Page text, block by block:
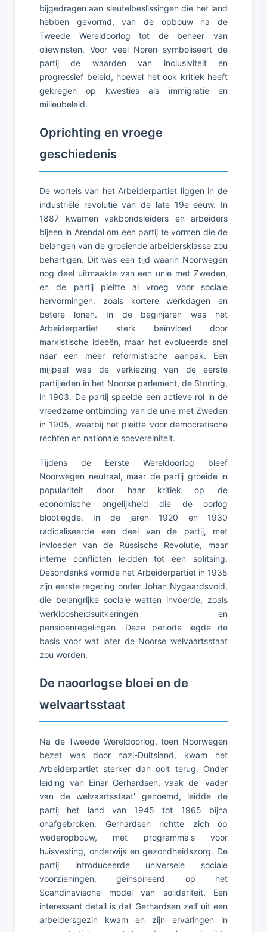
bijgedragen aan sleutelbeslissingen die het land
hebben gevormd, van de opbouw na de
Tweede Wereldoorlog tot de beheer van
oliewinsten. Voor veel Noren symboliseert de
partij de waarden van inclusiviteit en
progressief beleid, hoewel het ook kritiek heeft
gekregen op kwesties als immigratie en
milieubeleid.
Oprichting en vroege
geschiedenis
De wortels van het Arbeiderpartiet liggen in de
industriële revolutie van de late 19e eeuw. In
1887 kwamen vakbondsleiders en arbeiders
bijeen in Arendal om een partij te vormen die de
belangen van de groeiende arbeidersklasse zou
behartigen. Dit was een tijd waarin Noorwegen
nog deel uitmaakte van een unie met Zweden,
en de partij pleitte al vroeg voor sociale
hervormingen, zoals kortere werkdagen en
betere lonen. In de beginjaren was het
Arbeiderpartiet sterk beïnvloed door
marxistische ideeën, maar het evolueerde snel
naar een meer reformistische aanpak. Een
mijlpaal was de verkiezing van de eerste
partijleden in het Noorse parlement, de Storting,
in 1903. De partij speelde een actieve rol in de
vreedzame ontbinding van de unie met Zweden
in 1905, waarbij het pleitte voor democratische
rechten en nationale soevereiniteit.
Tijdens de Eerste Wereldoorlog bleef
Noorwegen neutraal, maar de partij groeide in
populariteit door haar kritiek op de
economische ongelijkheid die de oorlog
blootlegde. In de jaren 1920 en 1930
radicaliseerde een deel van de partij, met
invloeden van de Russische Revolutie, maar
interne conflicten leidden tot een splitsing.
Desondanks vormde het Arbeiderpartiet in 1935
zijn eerste regering onder Johan Nygaardsvold,
die belangrijke sociale wetten invoerde, zoals
werkloosheidsuitkeringen en
pensioenregelingen. Deze periode legde de
basis voor wat later de Noorse welvaartsstaat
zou worden.
De naoorlogse bloei en de
welvaartsstaat
Na de Tweede Wereldoorlog, toen Noorwegen
bezet was door nazi-Duitsland, kwam het
Arbeiderpartiet sterker dan ooit terug. Onder
leiding van Einar Gerhardsen, vaak de 'vader
van de welvaartsstaat' genoemd, leidde de
partij het land van 1945 tot 1965 bijna
onafgebroken. Gerhardsen richtte zich op
wederopbouw, met programma's voor
huisvesting, onderwijs en gezondheidszorg. De
partij introduceerde universele sociale
voorzieningen, geïnspireerd op het
Scandinavische model van solidariteit. Een
interessant detail is dat Gerhardsen zelf uit een
arbeidersgezin kwam en zijn ervaringen in